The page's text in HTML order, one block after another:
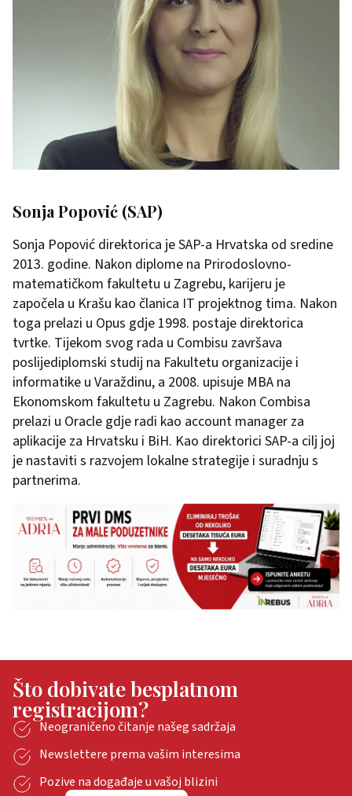
Sonja Popović (SAP)
Sonja Popović direktorica je SAP-a Hrvatska od sredine
2013. godine. Nakon diplome na Prirodoslovno-
matematičkom fakultetu u Zagrebu, karijeru je
započela u Krašu kao članica IT projektnog tima. Nakon
toga prelazi u Opus gdje 1998. postaje direktorica
tvrtke. Tijekom svog rada u Combisu završava
poslijediplomski studij na Fakultetu organizacije i
informatike u Varaždinu, a 2008. upisuje MBA na
Ekonomskom fakultetu u Zagrebu. Nakon Combisa
prelazi u Oracle gdje radi kao account manager za
aplikacije za Hrvatsku i BiH. Kao direktorici SAP-a cilj joj
je nastaviti s razvojem lokalne strategije i suradnju s
partnerima.
Što dobivate besplatnom
registracijom?
Neograničeno čitanje našeg sadržaja
Newslettere prema vašim interesima
Pozive na događaje u vašoj blizini